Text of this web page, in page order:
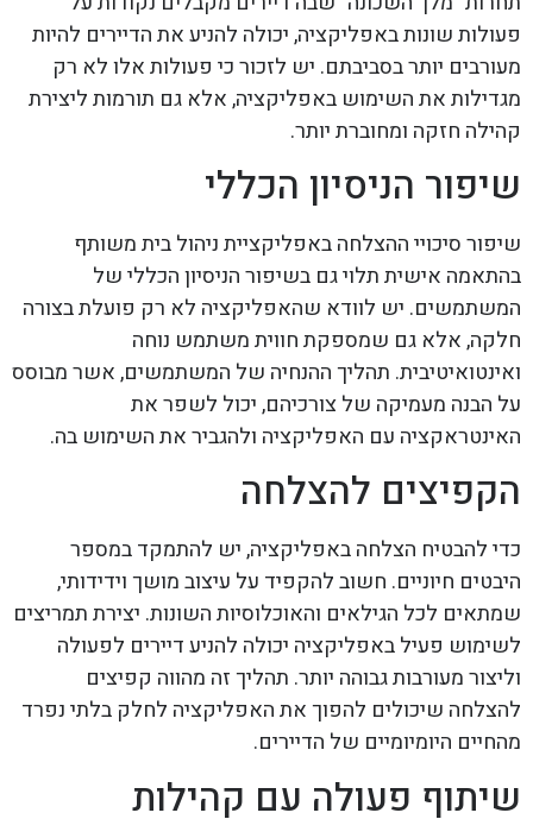
פעולות שונות באפליקציה, יכולה להניע את הדיירים להיות
מעורבים יותר בסביבתם. יש לזכור כי פעולות אלו לא רק
מגדילות את השימוש באפליקציה, אלא גם תורמות ליצירת
קהילה חזקה ומחוברת יותר.
שיפור הניסיון הכללי
שיפור סיכויי ההצלחה באפליקציית ניהול בית משותף
בהתאמה אישית תלוי גם בשיפור הניסיון הכללי של
המשתמשים. יש לוודא שהאפליקציה לא רק פועלת בצורה
חלקה, אלא גם שמספקת חווית משתמש נוחה
ואינטואיטיבית. תהליך ההנחיה של המשתמשים, אשר מבוסס
על הבנה מעמיקה של צורכיהם, יכול לשפר את
האינטראקציה עם האפליקציה ולהגביר את השימוש בה.
הקפיצים להצלחה
כדי להבטיח הצלחה באפליקציה, יש להתמקד במספר
היבטים חיוניים. חשוב להקפיד על עיצוב מושך וידידותי,
שמתאים לכל הגילאים והאוכלוסיות השונות. יצירת תמריצים
לשימוש פעיל באפליקציה יכולה להניע דיירים לפעולה
וליצור מעורבות גבוהה יותר. תהליך זה מהווה קפיצים
להצלחה שיכולים להפוך את האפליקציה לחלק בלתי נפרד
מהחיים היומיומיים של הדיירים.
שיתוף פעולה עם קהילות